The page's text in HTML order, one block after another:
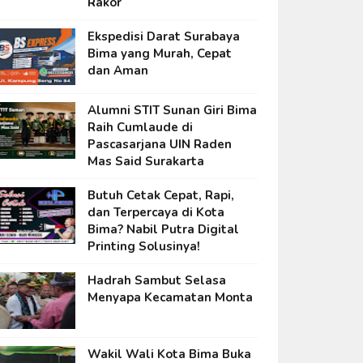
Ekspedisi Darat Surabaya
Bima yang Murah, Cepat
dan Aman
Alumni STIT Sunan Giri Bima
Raih Cumlaude di
Pascasarjana UIN Raden
Mas Said Surakarta
Butuh Cetak Cepat, Rapi,
dan Terpercaya di Kota
Bima? Nabil Putra Digital
Printing Solusinya!
Hadrah Sambut Selasa
Menyapa Kecamatan Monta
Wakil Wali Kota Bima Buka